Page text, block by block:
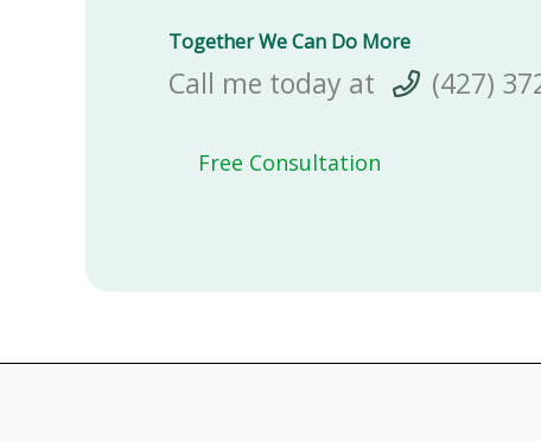
Together We Can Do More
Call me today at (427)
Free Consultation